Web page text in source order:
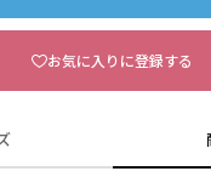
お気に入りに登録する